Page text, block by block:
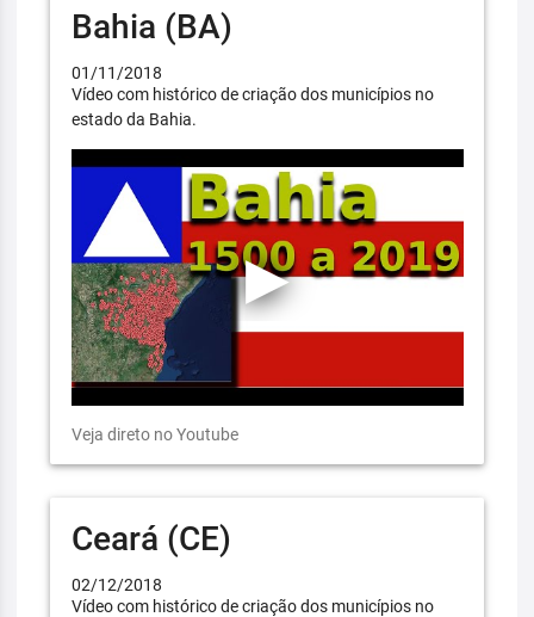
Bahia (BA)
01/11/2018
Vídeo com histórico de criação dos municípios no
estado da Bahia.
Veja direto no Youtube
Ceará (CE)
02/12/2018
Vídeo com histórico de criação dos municípios no